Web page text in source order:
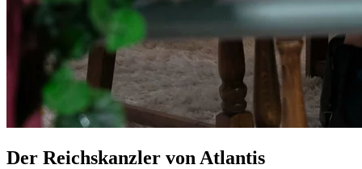
Der Reichskanzler von Atlantis